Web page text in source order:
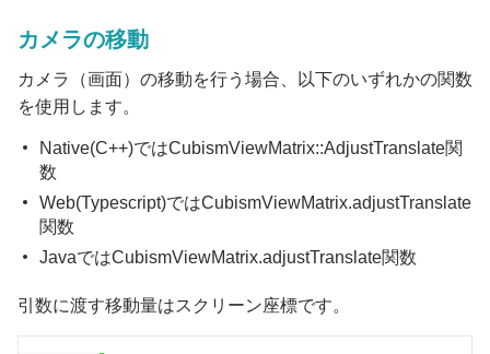
カメラの移動
カメラ（画面）の移動を行う場合、以下のいずれかの関数
を使用します。
Native(C++)ではCubismViewMatrix::AdjustTranslate関
数
Web(Typescript)ではCubismViewMatrix.adjustTranslate
関数
JavaではCubismViewMatrix.adjustTranslate関数
引数に渡す移動量はスクリーン座標です。